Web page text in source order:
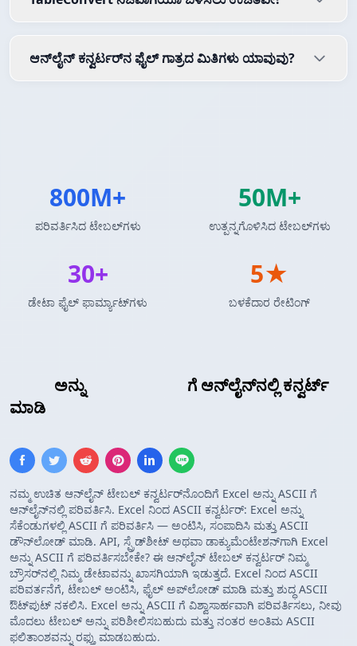
ಅನ್ನು
ಗೆ ಆನ್‌ಲೈನ್‌ನಲ್ಲಿ ಕನ್ವರ್ಟ್
ಮಾಡಿ
ನಮ್ಮ ಉಚಿತ ಆನ್‌ಲೈನ್ ಟೇಬಲ್ ಕನ್ವರ್ಟರ್‌ನೊಂದಿಗೆ Excel ಅನ್ನು ASCII ಗೆ
ಆನ್‌ಲೈನ್‌ನಲ್ಲಿ ಪರಿವರ್ತಿಸಿ. Excel ನಿಂದ ASCII ಕನ್ವರ್ಟರ್: Excel ಅನ್ನು
ಸೆಕೆಂಡುಗಳಲ್ಲಿ ASCII ಗೆ ಪರಿವರ್ತಿಸಿ — ಅಂಟಿಸಿ, ಸಂಪಾದಿಸಿ ಮತ್ತು ASCII
ಡೌನ್‌ಲೋಡ್ ಮಾಡಿ. API, ಸ್ಪ್ರೆಡ್‌ಶೀಟ್ ಅಥವಾ ಡಾಕ್ಯುಮೆಂಟೇಶನ್‌ಗಾಗಿ Excel
ಅನ್ನು ASCII ಗೆ ಪರಿವರ್ತಿಸಬೇಕೇ? ಈ ಆನ್‌ಲೈನ್ ಟೇಬಲ್ ಕನ್ವರ್ಟರ್ ನಿಮ್ಮ
ಬ್ರೌಸರ್‌ನಲ್ಲಿ ನಿಮ್ಮ ಡೇಟಾವನ್ನು ಖಾಸಗಿಯಾಗಿ ಇಡುತ್ತದೆ. Excel ನಿಂದ ASCII
ಪರಿವರ್ತನೆಗೆ, ಟೇಬಲ್ ಅಂಟಿಸಿ, ಫೈಲ್ ಅಪ್‌ಲೋಡ್ ಮಾಡಿ ಮತ್ತು ಶುದ್ಧ ASCII
ಔಟ್‌ಪುಟ್ ನಕಲಿಸಿ. Excel ಅನ್ನು ASCII ಗೆ ವಿಶ್ವಾಸಾರ್ಹವಾಗಿ ಪರಿವರ್ತಿಸಲು, ನೀವು
ಮೊದಲು ಟೇಬಲ್ ಅನ್ನು ಪರಿಶೀಲಿಸಬಹುದು ಮತ್ತು ನಂತರ ಅಂತಿಮ ASCII
ಫಲಿತಾಂಶವನ್ನು ರಫ್ತು ಮಾಡಬಹುದು.
ಆನ್‌ಲೈನ್ ಕನ್ವರ್ಟರ್‌ನ ಫೈಲ್ ಗಾತ್ರದ ಮಿತಿಗಳು ಯಾವುವು?
800M+
ಪರಿವರ್ತಿಸಿದ ಟೇಬಲ್‌ಗಳು
50M+
ಉತ್ಪನ್ನಗೊಳಿಸಿದ ಟೇಬಲ್‌ಗಳು
30+
ಡೇಟಾ ಫೈಲ್ ಫಾರ್ಮ್ಯಾಟ್‌ಗಳು
5★
ಬಳಕೆದಾರ ರೇಟಿಂಗ್